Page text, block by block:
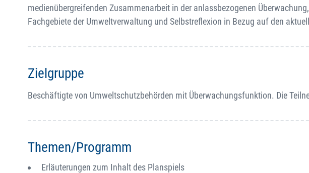
medienübergreifenden Zusammenarbeit in der anlassbezogenen
Fachgebiete der Umweltverwaltung und Selbstreflexion in Bezug auf den
Zielgruppe
Beschäftigte von Umweltschutzbehörden mit Überwachungsfunktion. Die
Themen/Programm
Erläuterungen zum Inhalt des Planspiels